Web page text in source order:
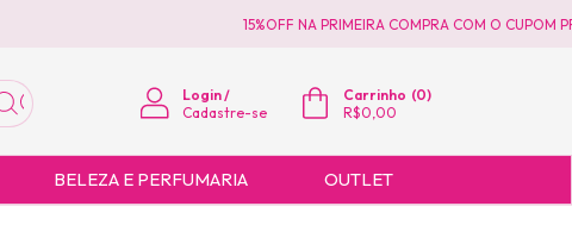
15%OFF NA PRIMEIRA COMPRA COM O CUPOM
Login /
Cadastre-se
Carrinho (0)
R$0,00
BELEZA E PERFUMARIA OUTLET